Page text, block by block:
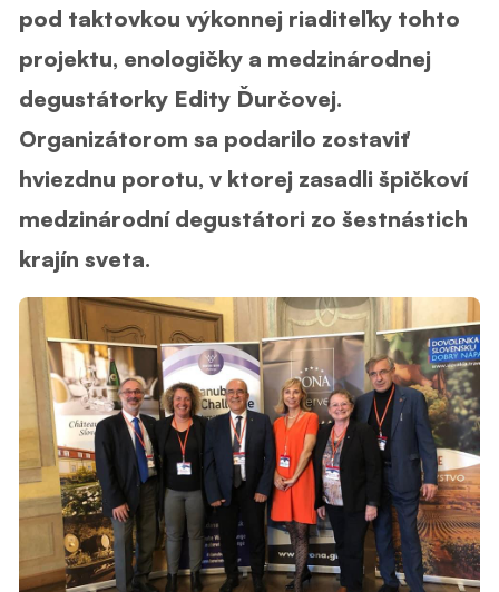
pod taktovkou výkonnej riaditeľky tohto
projektu, enologičky a medzinárodnej
degustátorky Edity Ďurčovej.
Organizátorom sa podarilo zostaviť
hviezdnu porotu, v ktorej zasadli špičkoví
medzinárodní degustátori zo šestnástich
krajín sveta.